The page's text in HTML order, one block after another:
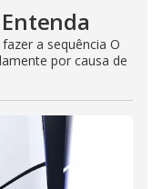
a sequência O
por causa de